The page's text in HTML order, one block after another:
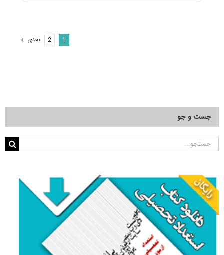
1
2 بعدی
جست و جو
جستجو